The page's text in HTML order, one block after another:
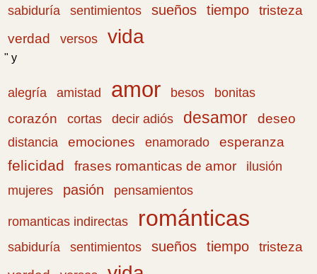
sabiduría sentimientos sueños tiempo
tristeza
verdad
versos vida
" y
alegría amistad amor besos
bonitas
corazón
cortas decir adiós desamor deseo
distancia emociones enamorado esperanza
felicidad frases romanticas de amor
ilusión
mujeres
pasión pensamientos
romanticas indirectas románticas
sabiduría sentimientos sueños tiempo
tristeza